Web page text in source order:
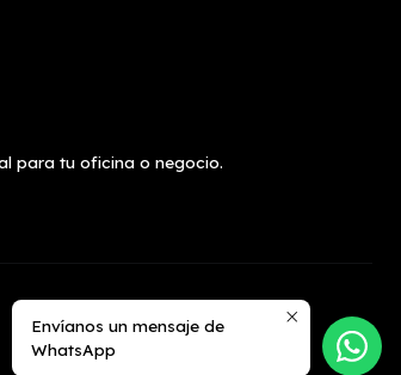
para tu oficina o negocio.
Envíanos un mensaje de
WhatsApp